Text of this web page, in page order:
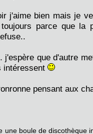
j'aime bien mais je
parce que la
j'espère que d'autre
intéressent
pensant aux
une boule de discothèque